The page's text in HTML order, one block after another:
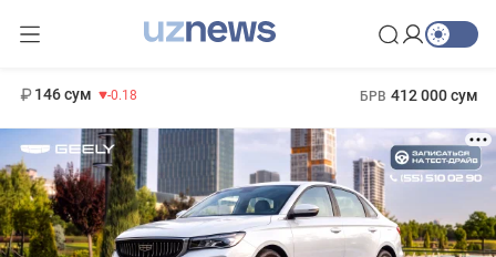
146 сум -0.18 БРВ 412 000 сум